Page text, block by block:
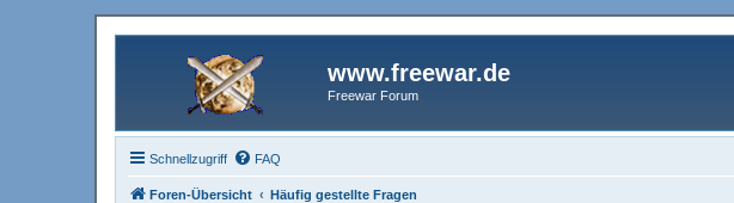
www.freewar.de
Freewar Forum
Schnellzugriff FAQ
Foren-Übersicht Häufig gestellte Fragen